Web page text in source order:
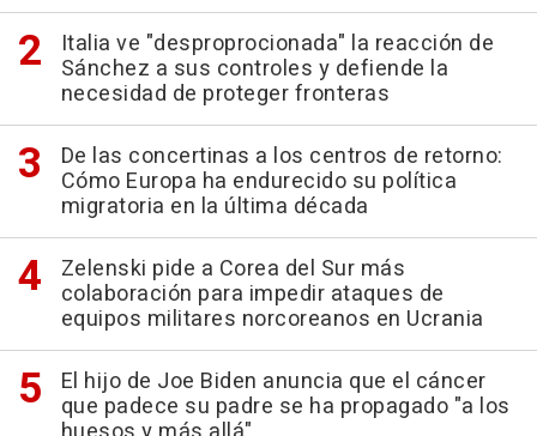
Italia ve "desproprocionada" la reacción de
Sánchez a sus controles y defiende la
necesidad de proteger fronteras
De las concertinas a los centros de retorno:
Cómo Europa ha endurecido su política
migratoria en la última década
Zelenski pide a Corea del Sur más
colaboración para impedir ataques de
equipos militares norcoreanos en Ucrania
El hijo de Joe Biden anuncia que el cáncer
que padece su padre se ha propagado "a los